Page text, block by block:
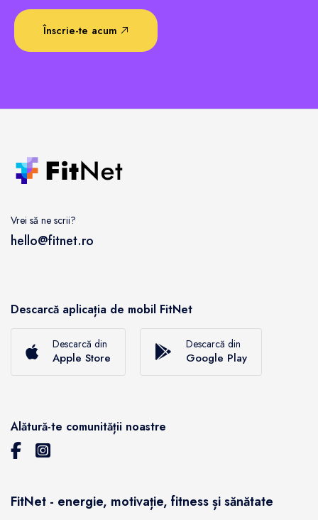
Înscrie-te acum
Vrei să ne scrii?
hello@fitnet.ro
Descarcă aplicația de mobil FitNet
Descarcă din
Apple Store
Descarcă din
Google Play
Alătură-te comunității noastre
FitNet - energie, motivație, fitness și sănătate